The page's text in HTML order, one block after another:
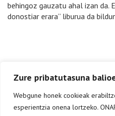
Zure pribatutasuna
Webgune honek cookieak
esperientzia onena lortzeko.
behingoz gauzatu ahal izan da.
donostiar erara” liburua da